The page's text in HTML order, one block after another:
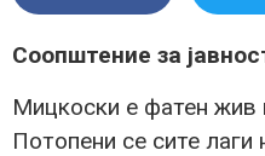
Соопштение за
Мицкоски е фатен жив
Потопени се сите